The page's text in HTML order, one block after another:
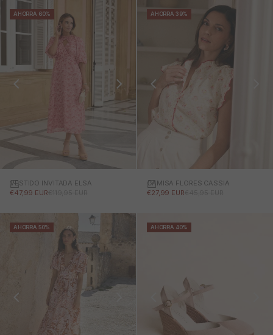
AHORRA 60%
VESTIDO INVITADA ELSA
PRECIO DE OFERTA
€47,99 EURPRECIO NORMAL
€119,95 EUR
AHORRA 39%
CAMISA FLORES CASSIA
PRECIO DE OFERTA
€27,99 EURPRECIO NORMAL
€45,95 EUR
AHORRA 50% AHORRA 40%